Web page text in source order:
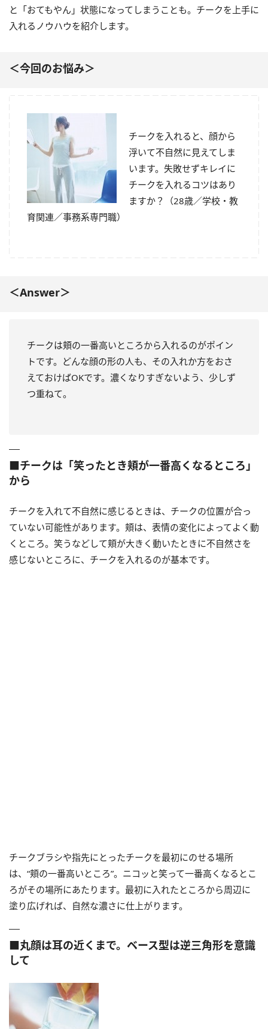
と「おてもやん」状態になってしまうことも。チークを上手に
入れるノウハウを紹介します。
＜今回のお悩み＞
チークを入れると、顔から
浮いて不自然に見えてしま
います。失敗せずキレイに
チークを入れるコツはあり
ますか？（28歳／学校・教
育関連／事務系専門職）
＜Answer＞
チークは頬の一番高いところから入れるのがポイン
トです。どんな顔の形の人も、その入れか方をおさ
えておけばOKです。濃くなりすぎないよう、少しず
つ重ねて。
■チークは「笑ったとき頬が一番高くなるところ」
から
チークを入れて不自然に感じるときは、チークの位置が合っ
ていない可能性があります。頬は、表情の変化によってよく動
くところ。笑うなどして頬が大きく動いたときに不自然さを
感じないところに、チークを入れるのが基本です。
チークブラシや指先にとったチークを最初にのせる場所
は、“頬の一番高いところ”。ニコッと笑って一番高くなるとこ
ろがその場所にあたります。最初に入れたところから周辺に
塗り広げれば、自然な濃さに仕上がります。
■丸顔は耳の近くまで。ベース型は逆三角形を意識
して